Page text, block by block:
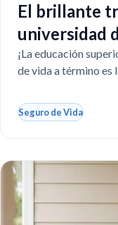
El brillante
universidad
faltas
¡La educación
de vida a término es
Seguro de Vida